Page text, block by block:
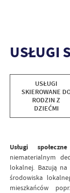
USŁUGI
USŁUGI
SKIEROWANE
RODZIN Z
DZIEĆMI
Usługi społeczne
niematerialnym
lokalnej. Bazują na
środowiska
mieszkańców